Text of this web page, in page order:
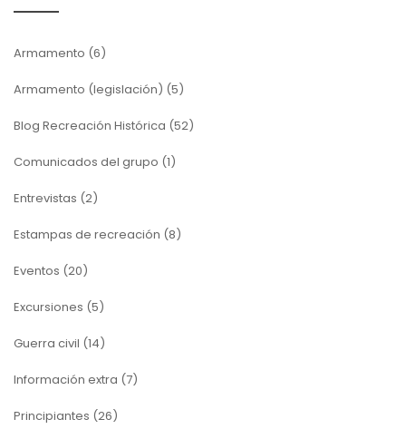
Armamento (6)
Armamento (legislación) (5)
Blog Recreación Histórica (52)
Comunicados del grupo (1)
Entrevistas (2)
Estampas de recreación (8)
Eventos (20)
Excursiones (5)
Guerra civil (14)
Información extra (7)
Principiantes (26)